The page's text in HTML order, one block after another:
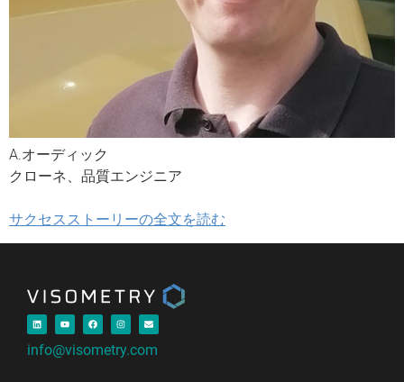
A.オーディック
クローネ、品質エンジニア
サクセスストーリーの全文を読む
info@visometry.com